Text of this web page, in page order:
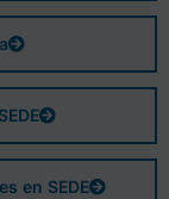
en SEDE